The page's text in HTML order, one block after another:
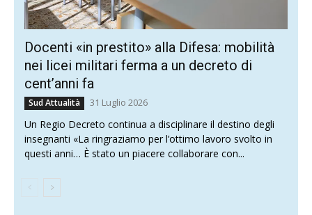
Docenti «in prestito» alla Difesa: mobilità
nei licei militari ferma a un decreto di
cent’anni fa
Sud Attualità 31 Luglio 2026
Un Regio Decreto continua a disciplinare il destino degli
insegnanti «La ringraziamo per l’ottimo lavoro svolto in
questi anni… È stato un piacere collaborare con...